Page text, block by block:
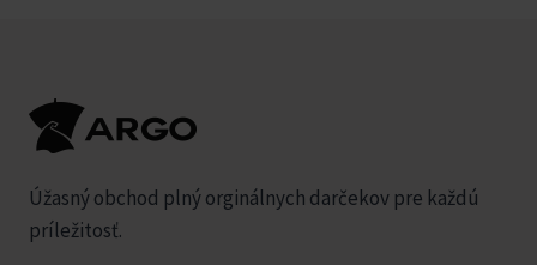
Úžasný obchod plný orginálnych darčekov pre každú
príležitosť.